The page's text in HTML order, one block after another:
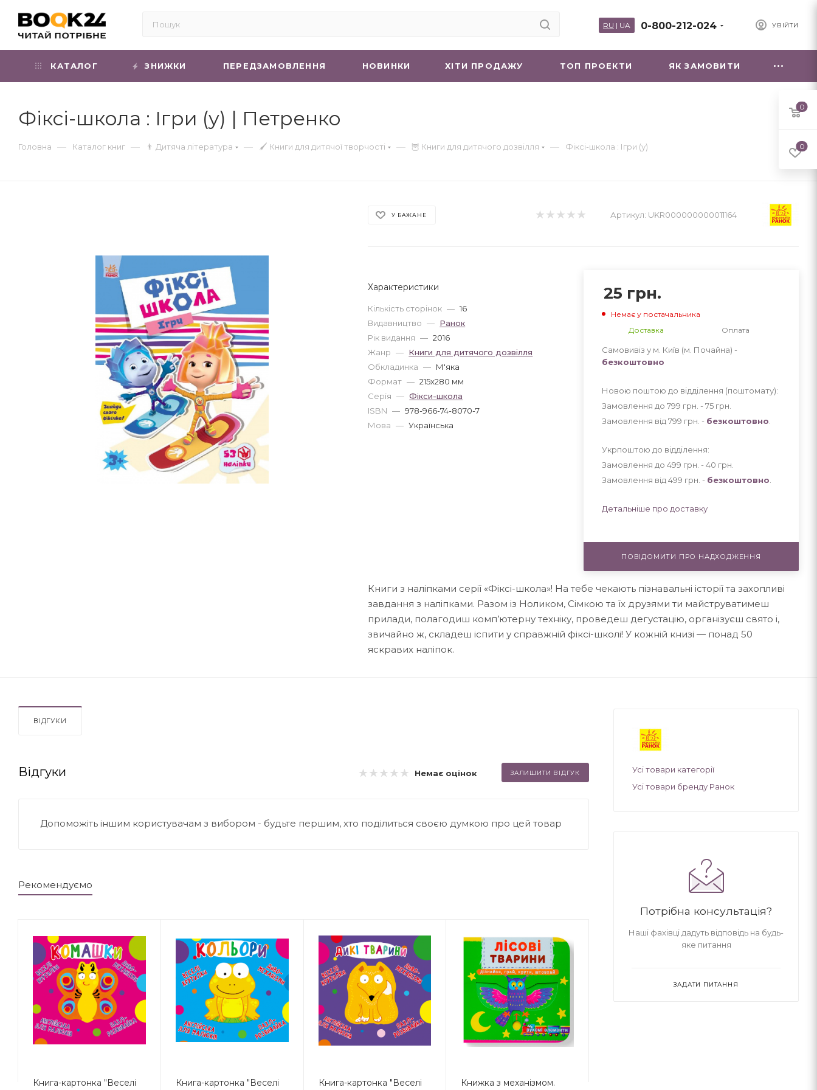
УВІЙТИ
0-800-212-024
RU | UA
КАТАЛОГ ЗНИЖКИ ПЕРЕДЗАМОВЛЕННЯ НОВИНКИ ХIТИ ПРОДАЖУ ТОП ПРОЕКТИ ЯК ЗАМОВИТИ
Фіксі-школа : Ігри (у) | Петренко
Головна — Каталог книг — 👨 Дитяча література — 🖌 Книги для дитячої творчості — 🦉 Книги для дитячого дозвілля — Фіксі-школа : Ігри (у)
У БАЖАНЕ Артикул: UKR000000000011164
Характеристики
Кількість сторінок — 16
Видавництво — Ранок
Рік видання — 2016
Жанр — Книги для дитячого дозвілля
Обкладинка — М'яка
Формат — 215x280 мм
Серія — Фікси-школа
ISBN — 978-966-74-8070-7
Мова — Українська
25 грн.
Немає у постачальника
Доставка
Оплата
Самовивіз у м. Київ (м. Почайна) -
безкоштовно
Новою поштою до відділення (поштомату):
Замовлення до 799 грн. - 75 грн
Замовлення від 799 грн. - безкоштовно
Укрпоштою до відділення:
Замовлення до 499 грн. - 40 грн
Замовлення від 499 грн. - безкоштовно
Детальніше про доставку
ПОВІДОМИТИ ПРО НАДХОДЖЕННЯ
Книги з наліпками серії «Фіксі-школа»! На тебе чекають пізнавальні історії та захопливі
завдання з наліпками. Разом із Ноликом, Сімкою та їх друзями ти майструватимеш
прилади, полагодиш комп’ютерну техніку, проведеш дегустацію, організуєш свято і,
звичайно ж, складеш іспити у справжній фіксі-школі! У кожній книзі — понад 50
яскравих наліпок.
ВІДГУКИ
Відгуки Немає оцінок ЗАЛИШИТИ ВІДГУК
Допоможіть іншим користувачам з вибором - будьте першим, хто поділиться своєю думкою про цей товар
Рекомендуємо
Книга-картонка "Веселі
Книга-картонка "Веселі
Книга-картонка "Веселі
Книжка з механізмом.
Усі товари категорії
Усі товари бренду Ранок
Потрібна консультація?
Наші фахівці дадуть відповідь на будь-
яке питання
ЗАДАТИ ПИТАННЯ
0
0